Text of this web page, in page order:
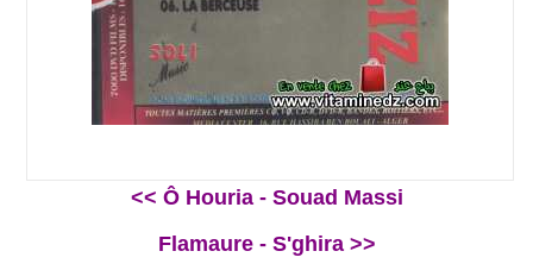
<< Ô Houria - Souad Massi
Flamaure - S'ghira >>